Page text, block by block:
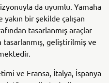
da uyumlu. Yamaha
bir şekilde çalışan
tasarlanmış araçlar
geliştirilmiş ve
ve Fransa, İtalya, İspanya